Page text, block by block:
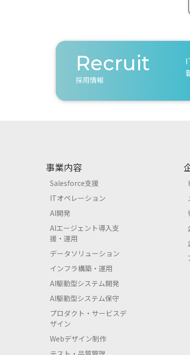
Recruit
採用情報
事業内容
Salesforce支援
ITオペレーション
AI開発
AIエージェント導入支
援・運用
データソリューション
インフラ構築・運用
AI駆動型システム開発
AI駆動型システム保守
プロダクト・サービスデ
ザイン
Webデザイン制作